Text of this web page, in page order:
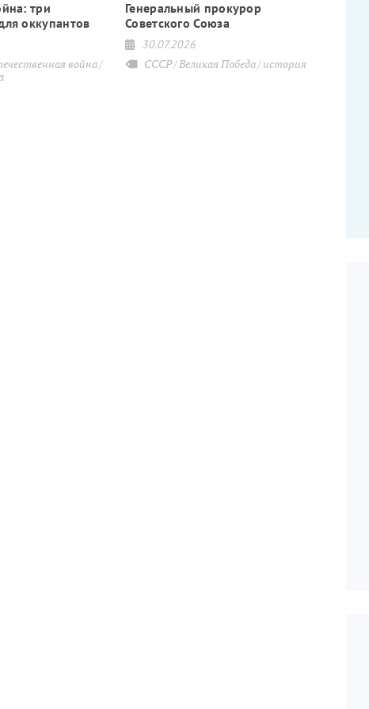
три
оккупантов
война
Генеральный прокурор
Советского Союза
30.07.2026
СССР Великая Победа история